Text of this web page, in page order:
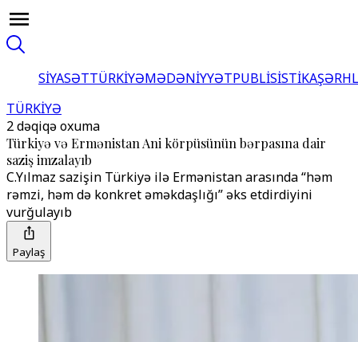
SİYASƏTTÜRKİYƏMƏDƏNİYYƏTPUBLİSİSTİKA
TÜRKİYƏ
2 dəqiqə oxuma
Türkiyə və Ermənistan Ani körpüsünün bərpasına dair
saziş imzalayıb
C.Yılmaz sazişin Türkiyə ilə Ermənistan arasında “həm
rəmzi, həm də konkret əməkdaşlığı” əks etdirdiyini
vurğulayıb
Paylaş